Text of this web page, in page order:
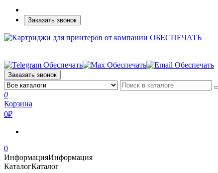
Заказать звонок
Заказать звонок
0
Корзина
0₽
0
ИнформацияИнформация
КаталогКаталог